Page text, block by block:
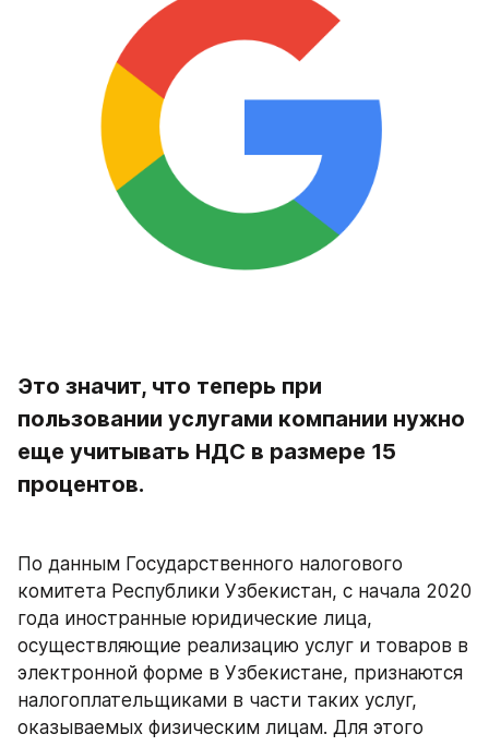
Это значит, что теперь при
пользовании услугами компании нужно
еще учитывать НДС в размере 15
процентов.
По данным Государственного налогового
комитета Республики Узбекистан, с начала 2020
года иностранные юридические лица,
осуществляющие реализацию услуг и товаров в
электронной форме в Узбекистане, признаются
налогоплательщиками в части таких услуг,
оказываемых физическим лицам. Для этого